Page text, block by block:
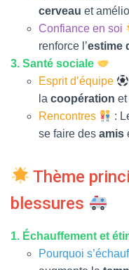
cerveau et
Confiance en soi
renforce l’estime
3. Santé sociale
Esprit d’équipe
la coopération et
Rencontres
:
se faire des amis
Thème
blessures
1. Échauffement et
Pourquoi